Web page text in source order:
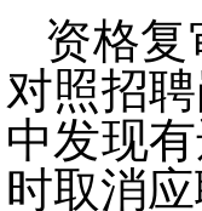
资格
对照招
中发现
时取消应